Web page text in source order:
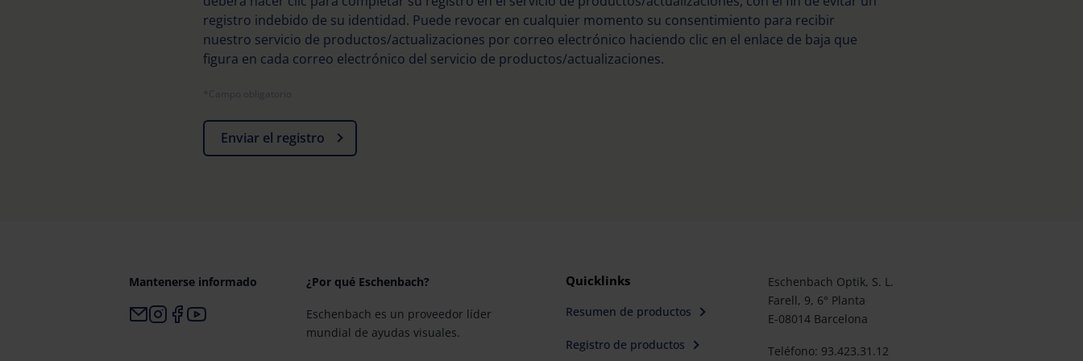
registro indebido de su identidad. Puede revocar en cualquier momento su consentimiento para recibir
nuestro servicio de productos/actualizaciones por correo electrónico haciendo clic en el enlace de baja que
figura en cada correo electrónico del servicio de productos/actualizaciones.
*Campo obligatorio
Enviar el registro
Mantenerse informado ¿Por qué Eschenbach?
Eschenbach es un proveedor líder
mundial de ayudas visuales.
Quicklinks
Resumen de productos
Registro de productos
Eschenbach Optik, S. L.
Farell, 9, 6° Planta
E-08014 Barcelona
Teléfono: 93.423.31.12